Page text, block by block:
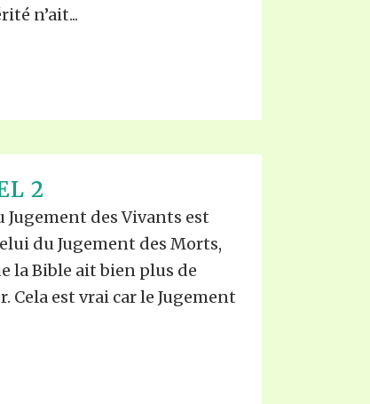
n’ait...
2
Jugement des Vivants est
du Jugement des Morts,
la Bible ait bien plus de
Cela est vrai car le Jugement